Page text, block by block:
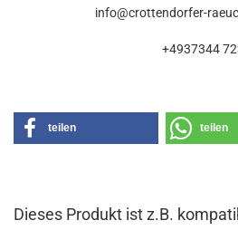
info@crottendorfer-
+4937344
teilen teilen
Dieses Produkt ist z.B.